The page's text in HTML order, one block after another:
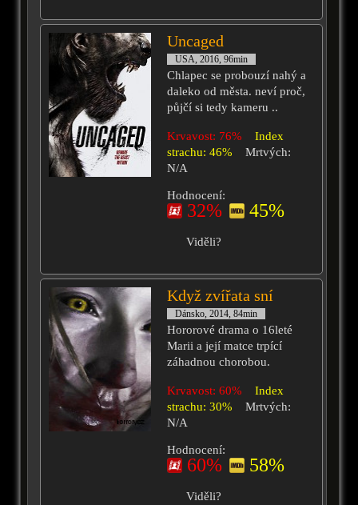
Uncaged
USA, 2016, 96min
Chlapec se probouzí nahý a
daleko od města. neví proč,
půjčí si tedy kameru ..
Krvavost: 76%
Index
strachu: 46%
Mrtvých:
N/A
Hodnocení:
32% 45%
Viděli?
Když zvířata sní
Dánsko, 2014, 84min
Hororové drama o 16leté
Marii a její matce trpící
záhadnou chorobou.
Krvavost: 60%
Index
strachu: 30%
Mrtvých:
N/A
Hodnocení:
60% 58%
Viděli?